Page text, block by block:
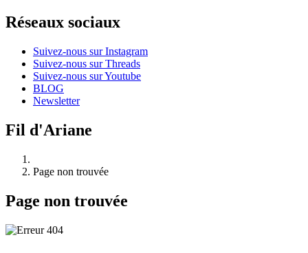
Réseaux sociaux
Suivez-nous sur Instagram
Suivez-nous sur Threads
Suivez-nous sur Youtube
BLOG
Newsletter
Fil d'Ariane
Page non trouvée
Page non trouvée